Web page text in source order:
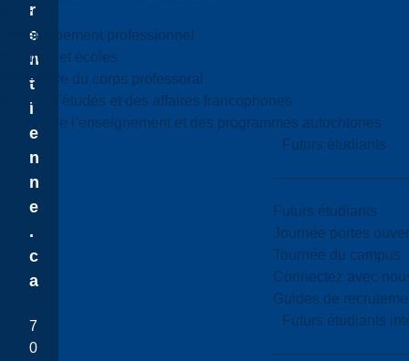
Cours
Développement professionnel
Facultés et écoles
Répertoire du corps professoral
Bureau d'études et des affaires francophones
Bureau de l’enseignement et des programmes autochtones
Futurs étudiants
Futurs étudiants
Journée portes
Tournée du campus
Connectez avec
Guides de
Futurs étudiants
r
e
n
t
i
e
n
n
e
.
c
a
7
0